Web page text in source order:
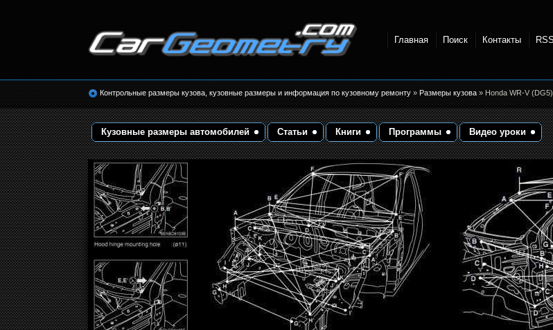
кузовные размеры. Геометрия кузова
Главная Поиск Контакты RSS
Контрольные размеры кузова, кузовные размеры и информация по кузовному ремонту»Размеры кузова» Honda WR-V
Кузовные размеры автомобилей Статьи Книги Программы Видео уроки